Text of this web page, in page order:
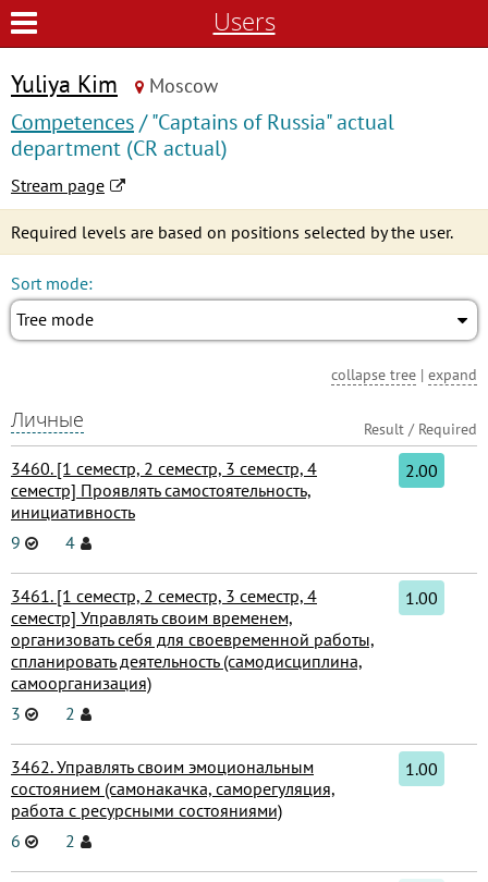
Users
Yuliya Kim Moscow
Competences/ "Captains of Russia" actual
department (CR actual)
Stream page
Required levels are based on positions selected by the user.
Sort mode:
Tree mode
collapse tree | expand
Личные Result / Required
3460. [1 семестр, 2 семестр, 3 семестр, 4
семестр] Проявлять самостоятельность,
инициативность
9
4
2.00
3461. [1 семестр, 2 семестр, 3 семестр, 4
семестр] Управлять своим временем,
организовать себя для своевременной работы,
спланировать деятельность (самодисциплина,
самоорганизация)
3
2
1.00
3462. Управлять своим эмоциональным
состоянием (самонакачка, саморегуляция,
работа с ресурсными состояниями)
6
2
1.00